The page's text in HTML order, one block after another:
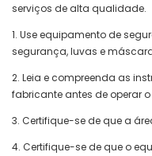
serviços de alta qualidade.
1. Use equipamento de
segurança, luvas e
2. Leia e compreenda as
fabricante antes de operar
3. Certifique-se de que a
4. Certifique-se de que o